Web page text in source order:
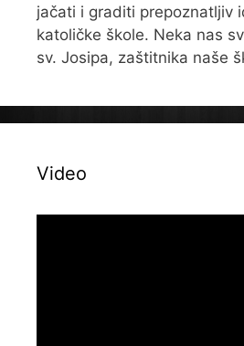
jačati i graditi prepoznatljiv
katoličke škole. Neka nas
sv. Josipa, zaštitnika naše
Video